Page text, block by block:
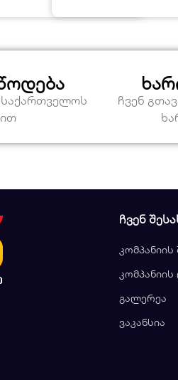
საქართველოს
ჩვენ
ᲩᲕᲔᲜ
კომპანიის
გალერეა
ვაკანსია